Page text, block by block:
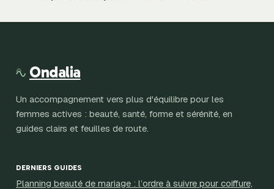
savoir pour être
conseils pour bien
Ondalia
Un accompagnement vers plus d'équilibre pour les
femmes actives : beauté, santé, forme et sérénité, en
guides clairs et feuilles de route.
DERNIERS GUIDES
Planning beauté de mariage : l’ordre à suivre pour coiffure,